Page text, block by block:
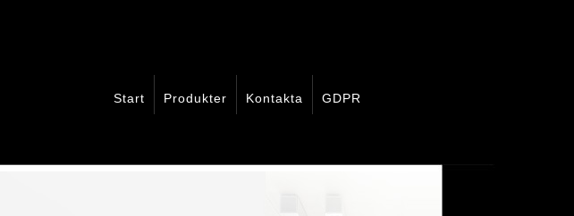
Start Produkter Kontakta GDPR